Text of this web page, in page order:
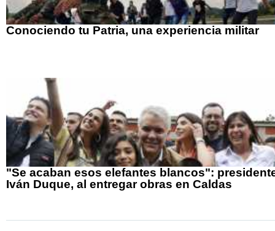
Conociendo tu Patria, una experiencia militar
"Se acaban esos elefantes blancos":
Iván Duque, al entregar obras en Caldas